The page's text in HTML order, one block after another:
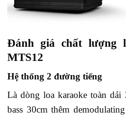
Đánh giá chất lượng
MTS12
Hệ thống 2 đường tiếng
Là dòng loa karaoke toàn
bass 30cm thêm